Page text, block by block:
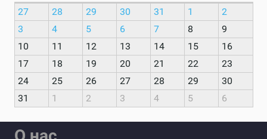
27
28 29 30 31 1
2
3
4 5 6 7 8
9
10
11 12 13 14 15
16
17
18 19 20 21 22
23
24
25 26 27 28 29
30
31
1 2 3 4 5 6